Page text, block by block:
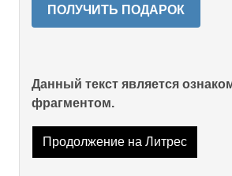
ПОЛУЧИТЬ ПОДАРОК
Данный текст является
фрагментом.
Продолжение на Литрес